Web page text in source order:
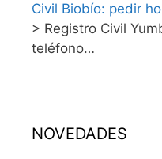
Civil Biobío: pedir
> Registro Civil
teléfono…
NOVEDADES